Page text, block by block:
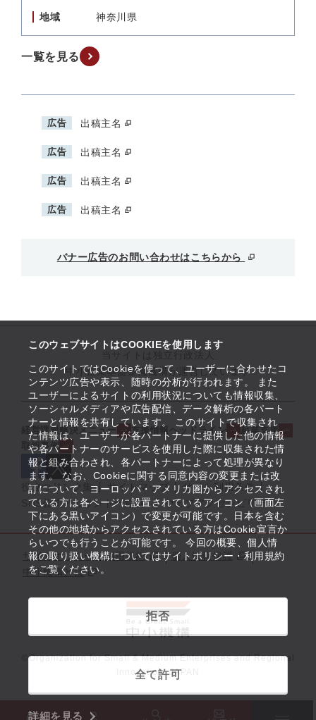
このウェブサイトはCOOKIEを使用します
このサイトではCookieを使って、ユーザーに合わせたコ
ンテンツ広告や表示、随時の分析が行われます。 また
ユーザーによるサイトの利用状況についても情報収集、
ソーシャルメディアや広告配信、データ解析の各パート
ナーと情報を共有しています。 このサイトで収集され
た情報は、ユーザーが各パートナーに提供した他の情報
や各パートナーのサービスを使用した際に収集された情
報と組み合わされ、各パートナーによって処理が異なり
ます。 なお、Cookieに関する同意内容の変更または改
訂について、ヨーロッパ・アメリカ圏からアクセスされ
ている方は各ページに設置されているアイコン（画面左
下にある黒いアイコン）で変更が可能です。日本を含む
その他の地域からアクセスされている方はCookie宣言か
らいつでも行うことが可能です。 今回の概要、個人情
報の取り扱い機構についてはサイトポリシー・利用規約
をご覧ください。
拒否
全て許可
詳細を見る
地域 神奈川県
一覧を見る
広告 出稿主名
広告 出稿主名
広告 出稿主名
広告 出稿主名
バナー広告のお問い合わせはこちらから
中小企業基盤整備機構が運営しています
経営課題解決メニュー 支援情報ヘッドライン
起業支援
取組事例
役立つリンク集 サイトマップ
サイト利用条件
SNS公式アカウント一覧
ウェブアクセシビリティ
サイトポリシー・利用規約
個人情報保護
中小機構とは
©Organization for Small & Medium Enterprises and Regional
Innovation, JAPAN